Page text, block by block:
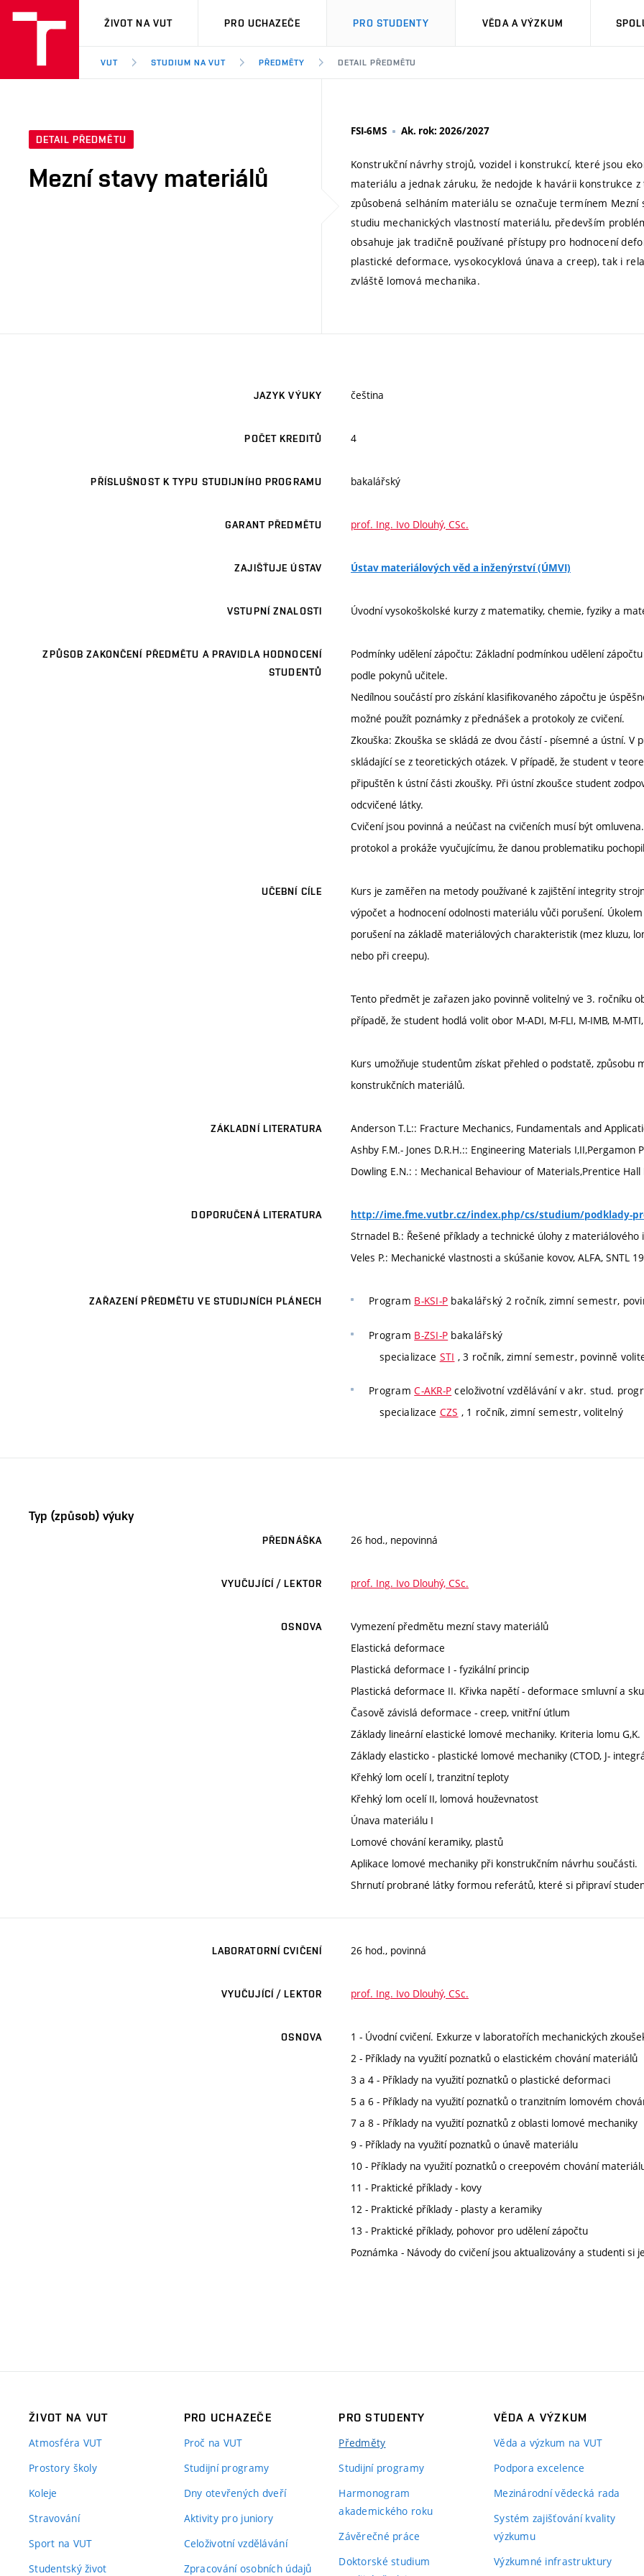
VUT
ŽIVOT NA VUT PRO UCHAZEČE PRO STUDENTY VĚDA A VÝZKUM
VUT STUDIUM NA VUT PŘEDMĚTY DETAIL PŘEDMĚTU
DETAIL PŘEDMĚTU
Mezní stavy materiálů
FSI-6MS Ak. rok: 2026/2027
Konstrukční návrhy strojů, vozidel i konstrukcí, které jsou
materiálu a jednak záruku, že nedojde k havárii konstrukce
způsobená selháním materiálu se označuje termínem
studiu mechanických vlastností materiálu, především
obsahuje jak tradičně používané přístupy pro hodnocení
plastické deformace, vysokocyklová únava a creep), tak i
zvláště lomová mechanika.
JAZYK VÝUKY čeština
POČET KREDITŮ 4
PŘÍSLUŠNOST K TYPU STUDIJNÍHO PROGRAMU bakalářský
GARANT PŘEDMĚTU prof. Ing. Ivo Dlouhý, CSc.
ZAJIŠŤUJE ÚSTAV Ústav materiálových věd a inženýrství (ÚMVI)
VSTUPNÍ ZNALOSTI Úvodní vysokoškolské kurzy z matematiky, chemie, fyziky a
ZPŮSOB ZAKONČENÍ PŘEDMĚTU A PRAVIDLA HODNOCENÍ
STUDENTŮ
Podmínky udělení zápočtu: Základní podmínkou udělení
podle pokynů učitele.
Nedílnou součástí pro získání klasifikovaného zápočtu je
možné použít poznámky z přednášek a protokoly ze cvičení.
Zkouška: Zkouška se skládá ze dvou částí - písemné a ústní.
skládající se z teoretických otázek. V případě, že student v
připuštěn k ústní části zkoušky. Při ústní zkoušce student
odcvičené látky.
Cvičení jsou povinná a neúčast na cvičeních musí být
protokol a prokáže vyučujícímu, že danou problematiku
UČEBNÍ CÍLE
Kurs je zaměřen na metody používané k zajištění integrity
výpočet a hodnocení odolnosti materiálu vůči porušení.
porušení na základě materiálových charakteristik (mez kluzu,
nebo při creepu).
Tento předmět je zařazen jako povinně volitelný ve 3. ročníku
případě, že student hodlá volit obor M-ADI, M-FLI, M-IMB, M-MTI,
Kurs umožňuje studentům získat přehled o podstatě,
konstrukčních materiálů.
ZÁKLADNÍ LITERATURA
Anderson T.L:: Fracture Mechanics, Fundamentals and
Ashby F.M.- Jones D.R.H.:: Engineering Materials I,II,Pergamon
Dowling E.N.: : Mechanical Behaviour of Materials,Prentice
DOPORUČENÁ LITERATURA http://ime.fme.vutbr.cz/index.php/cs/studium/podklady-
Strnadel B.: Řešené příklady a technické úlohy z
Veles P.: Mechanické vlastnosti a skúšanie kovov, ALFA, SNTL
ZAŘAZENÍ PŘEDMĚTU VE STUDIJNÍCH PLÁNECH Program B-KSI-P bakalářský 2 ročník, zimní semestr,
Program B-ZSI-P bakalářský
specializace STI , 3 ročník, zimní semestr, povinně
ProgramC-AKR-P celoživotní vzdělávání v akr. stud.
specializace CZS , 1 ročník, zimní semestr, volitelný
Typ (způsob) výuky
PŘEDNÁŠKA 26 hod., nepovinná
VYUČUJÍCÍ / LEKTOR prof. Ing. Ivo Dlouhý, CSc.
OSNOVA
Vymezení předmětu mezní stavy materiálů
Elastická deformace
Plastická deformace I - fyzikální princip
Plastická deformace II. Křivka napětí - deformace smluvní a
Časově závislá deformace - creep, vnitřní útlum
Základy lineární elastické lomové mechaniky. Kriteria lomu G,K.
Základy elasticko - plastické lomové mechaniky (CTOD, J-
Křehký lom ocelí I, tranzitní teploty
Křehký lom ocelí II, lomová houževnatost
Únava materiálu I
Lomové chování keramiky, plastů
Aplikace lomové mechaniky při konstrukčním návrhu součásti.
Shrnutí probrané látky formou referátů, které si připraví
LABORATORNÍ CVIČENÍ 26 hod., povinná
VYUČUJÍCÍ / LEKTOR prof. Ing. Ivo Dlouhý, CSc.
OSNOVA
1 - Úvodní cvičení. Exkurze v laboratořích mechanických
2 - Příklady na využití poznatků o elastickém chování materiálů
3 a 4 - Příklady na využití poznatků o plastické deformaci
5 a 6 - Příklady na využití poznatků o tranzitním lomovém
7 a 8 - Příklady na využití poznatků z oblasti lomové mechaniky
9 - Příklady na využití poznatků o únavě materiálu
10 - Příklady na využití poznatků o creepovém chování
11 - Praktické příklady - kovy
12 - Praktické příklady - plasty a keramiky
13 - Praktické příklady, pohovor pro udělení zápočtu
Poznámka - Návody do cvičení jsou aktualizovány a studenti
ŽIVOT NA VUT
Atmosféra VUT
Prostory školy
Koleje
Stravování
Sport na VUT
Studentský život
PRO UCHAZEČE
Proč na VUT
Studijní programy
Dny otevřených dveří
Aktivity pro juniory
Celoživotní vzdělávání
Zpracování osobních údajů
PRO STUDENTY
Předměty
Studijní programy
Harmonogram
akademického roku
Závěrečné práce
Doktorské studium
VĚDA A VÝZKUM
Věda a výzkum na VUT
Podpora excelence
Mezinárodní vědecká rada
Systém zajišťování kvality
výzkumu
Výzkumné infrastruktury